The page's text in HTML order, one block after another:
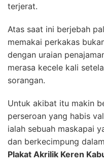
terjerat.
Atas saat ini berjebah
memakai perkakas
dengan uraian
merasa kecele kali
sorangan.
Untuk akibat itu makin
perseroan yang habis
ialah sebuah maskapai
dan berkecimpung
Plakat Akrilik Keren